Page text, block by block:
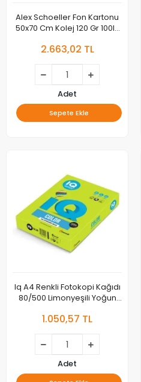
Alex Schoeller Fon Kartonu
50x70 Cm Kolej 120 Gr 100lü
2.663,02 TL
Adet
Sepete Ekle
Iq A4 Renkli Fotokopi Kağıdı
80/500 Limonyeşili Yoğun
1.050,57 TL
Adet